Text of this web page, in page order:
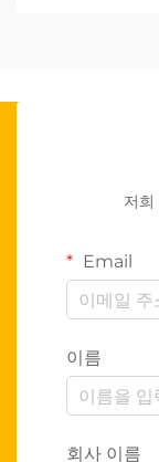
저희
Email
이름
회사 이름